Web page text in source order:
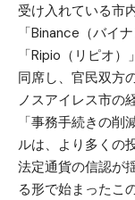
受け入れている市
「Binance（バイ
「Ripio（リピオ
同席し、官民双方
ノスアイレス市の
「事務手続きの
ルは、より多くの
法定通貨の信認が
る形で始まったこ